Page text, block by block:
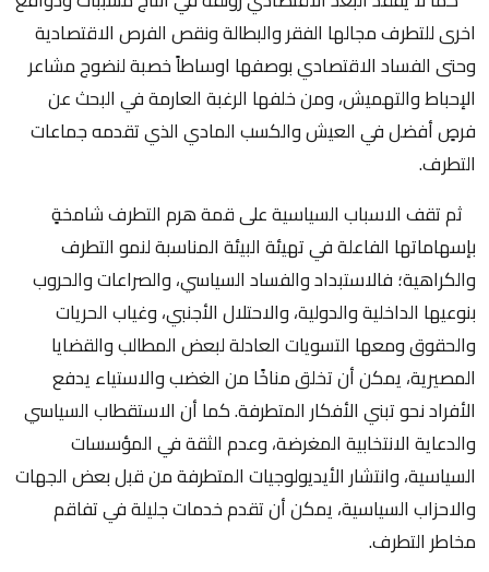
اخرى للتطرف مجالها الفقر والبطالة ونقص الفرص الاقتصادية
وحتى الفساد الاقتصادي بوصفها اوساطاً خصبة لنضوج مشاعر
الإحباط والتهميش، ومن خلفها الرغبة العارمة في البحث عن
فرصٍ أفضل في العيش والكسب المادي الذي تقدمه جماعات
التطرف.
ثم تقف الاسباب السياسية على قمة هرم التطرف شامخةٍ
بإسهاماتها الفاعلة في تهيئة البيئة المناسبة لنمو التطرف
والكراهية؛ فالاستبداد والفساد السياسي، والصراعات والحروب
بنوعيها الداخلية والدولية، والاحتلال الأجنبي، وغياب الحريات
والحقوق ومعها التسويات العادلة لبعض المطالب والقضايا
المصيرية، يمكن أن تخلق مناخًا من الغضب والاستياء يدفع
الأفراد نحو تبني الأفكار المتطرفة. كما أن الاستقطاب السياسي
والدعاية الانتخابية المغرضة، وعدم الثقة في المؤسسات
السياسية، وانتشار الأيديولوجيات المتطرفة من قبل بعض الجهات
والاحزاب السياسية، يمكن أن تقدم خدمات جليلة في تفاقم
مخاطر التطرف.